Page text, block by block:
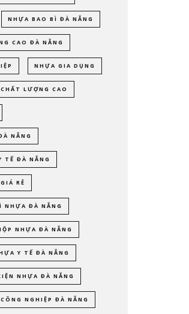
NHỰA BAO BÌ ĐÀ NẴNG
CAO ĐÀ NẴNG
NHỰA GIA DỤNG
LƯỢNG CAO
NẴNG
TẾ ĐÀ NẴNG
RẺ
NHỰA ĐÀ NẴNG
NHỰA ĐÀ NẴNG
Y TẾ ĐÀ NẴNG
NHỰA ĐÀ NẴNG
NGHIỆP ĐÀ NẴNG